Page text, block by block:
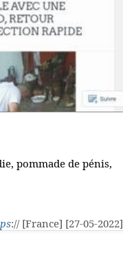
pommade de pénis,
:// [France] [27-05-2022]